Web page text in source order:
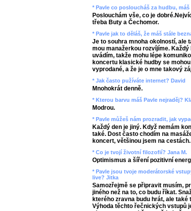
* Pavle co posloucháš za hudbu,
Poslouchám vše, co je
třeba Buty a Čechomor.
* Pavle jak to děláš, že máš stále
Je to souhra mnoha okolností, ale
mou manažerkou rozvíjíme.
uvádím, takže mohu lépe
koncertu klasické hudby se
vyprodané, a že je o mne takový
* Jak často pužíváte internet? David
Mnohokrát denně.
* Kterou barvu máš Pavle nejraděj?
Modrou.
* Pavle můžeš nám prozradit, jak
Každý den je jiný. Když nemám
také. Dost často chodím na
koncert, většinou jsem na cestách.
* Co je tvojí životní filozofií? Jana M.
Optimismus a šíření pozitivní
* Pavle jsou tvoje moderátorské
live? Jitka
Samozřejmě se připravit musím,
jiného než na to, co budu říkat.
kterého zravna budu hrát, ale
Výhoda těchto řečnických vstupů